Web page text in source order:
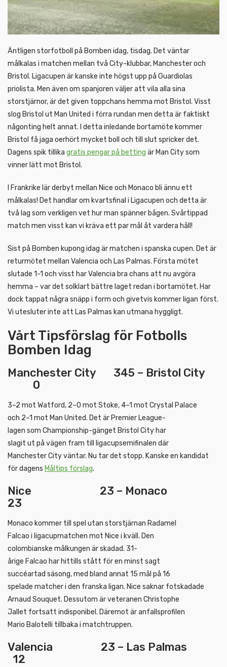
Äntligen storfotboll på Bomben idag, tisdag. Det väntar
målkalas i matchen mellan två City-klubbar, Manchester och
Bristol. Ligacupen är kanske inte högst upp på Guardiolas
priolista. Men även om spanjoren väljer att vila alla sina
storstjärnor, är det given toppchans hemma mot Bristol. Visst
slog Bristol ut Man United i förra rundan men detta är faktiskt
någonting helt annat. I detta inledande bortamöte kommer
Bristol få jaga oerhört mycket boll och till slut spricker det.
Dagens spik tillika gratis pengar på betting är Man City som
vinner lätt mot Bristol.
I Frankrike lär derbyt mellan Nice och Monaco bli ännu ett
målkalas! Det handlar om kvartsfinal i Ligacupen och detta är
två lag som verkligen vet hur man spänner bågen. Svårtippad
match men visst kan vi kräva ett par mål åt vardera håll!
Sist på Bomben kupong idag är matchen i spanska cupen. Det är
returmötet mellan Valencia och Las Palmas. Första mötet
slutade 1-1 och visst har Valencia bra chans att nu avgöra
hemma – var det solklart bättre laget redan i bortamötet. Har
dock tappat några snäpp i form och givetvis kommer ligan först.
Vi utesluter inte att Las Palmas kan utmana hyggligt.
Vårt Tipsförslag för Fotbolls
Bomben Idag
Manchester City 345 – Bristol City
0
3–2 mot Watford, 2–0 mot Stoke, 4–1 mot Crystal Palace
och 2–1 mot Man United. Det är Premier League-
lagen som Championship-gänget Bristol City har
slagit ut på vägen fram till ligacupsemifinalen där
Manchester City väntar. Nu tar det stopp. Kanske en kandidat
för dagens Måltips förslag.
Nice 23 – Monaco
23
Monaco kommer till spel utan storstjärnan Radamel
Falcao i ligacupmatchen mot Nice i kväll. Den
colombianske målkungen är skadad. 31-
årige Falcao har hittills stått för en minst sagt
succéartad säsong, med bland annat 15 mål på 16
spelade matcher i den franska ligan. Nice saknar fotskadade
Arnaud Souquet. Dessutom är veteranen Christophe
Jallet fortsatt indisponibel. Däremot är anfallsprofilen
Mario Balotelli tillbaka i matchtruppen.
Valencia 23 – Las Palmas
12